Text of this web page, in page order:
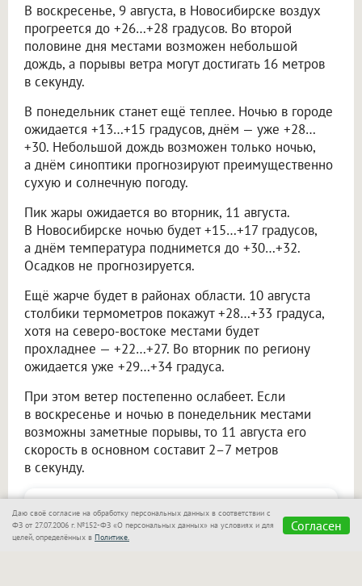
В воскресенье, 9 августа, в Новосибирске воздух
прогреется до +26…+28 градусов. Во второй
половине дня местами возможен небольшой
дождь, а порывы ветра могут достигать 16 метров
в секунду.
В понедельник станет ещё теплее. Ночью в городе
ожидается +13…+15 градусов, днём — уже +28…
+30. Небольшой дождь возможен только ночью,
а днём синоптики прогнозируют преимущественно
сухую и солнечную погоду.
Пик жары ожидается во вторник, 11 августа.
В Новосибирске ночью будет +15…+17 градусов,
а днём температура поднимется до +30…+32.
Осадков не прогнозируется.
Ещё жарче будет в районах области. 10 августа
столбики термометров покажут +28…+33 градуса,
хотя на северо-востоке местами будет
прохладнее — +22…+27. Во вторник по региону
ожидается уже +29…+34 градуса.
При этом ветер постепенно ослабеет. Если
в воскресенье и ночью в понедельник местами
возможны заметные порывы, то 11 августа его
скорость в основном составит 2–7 метров
в секунду.
Не пропускайте
важное — узнавайте
Даю своё согласие на обработку персональных данных в соответствии с
ФЗ от 27.07.2006 г. №152-ФЗ «О персональных данных» на условиях и для
целей, определённых в Политике.
Согласен